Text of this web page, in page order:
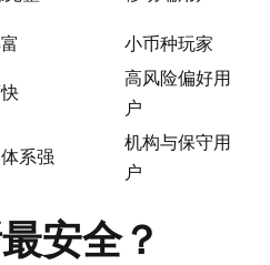
小币种玩家
高风险偏好用
户
系强
机构与保守用
户
安全？